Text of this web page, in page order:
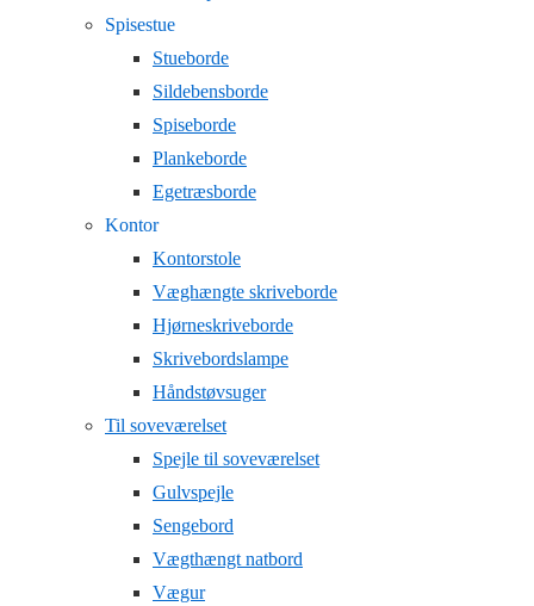
Spisestue
Stueborde
Sildebensborde
Spiseborde
Plankeborde
Egetræsborde
Kontor
Kontorstole
Væghængte skriveborde
Hjørneskriveborde
Skrivebordslampe
Håndstøvsuger
Til soveværelset
Spejle til soveværelset
Gulvspejle
Sengebord
Vægthængt natbord
Vægur